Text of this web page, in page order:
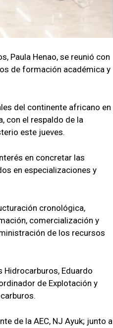
Paula Henao, se reunió con
de formación académica y
del continente africano en
con el respaldo de la
este jueves.
en concretar las
en especializaciones y
cronológica,
comercialización y
de los recursos
Hidrocarburos, Eduardo
de Explotación y
de la AEC, NJ Ayuk; junto a